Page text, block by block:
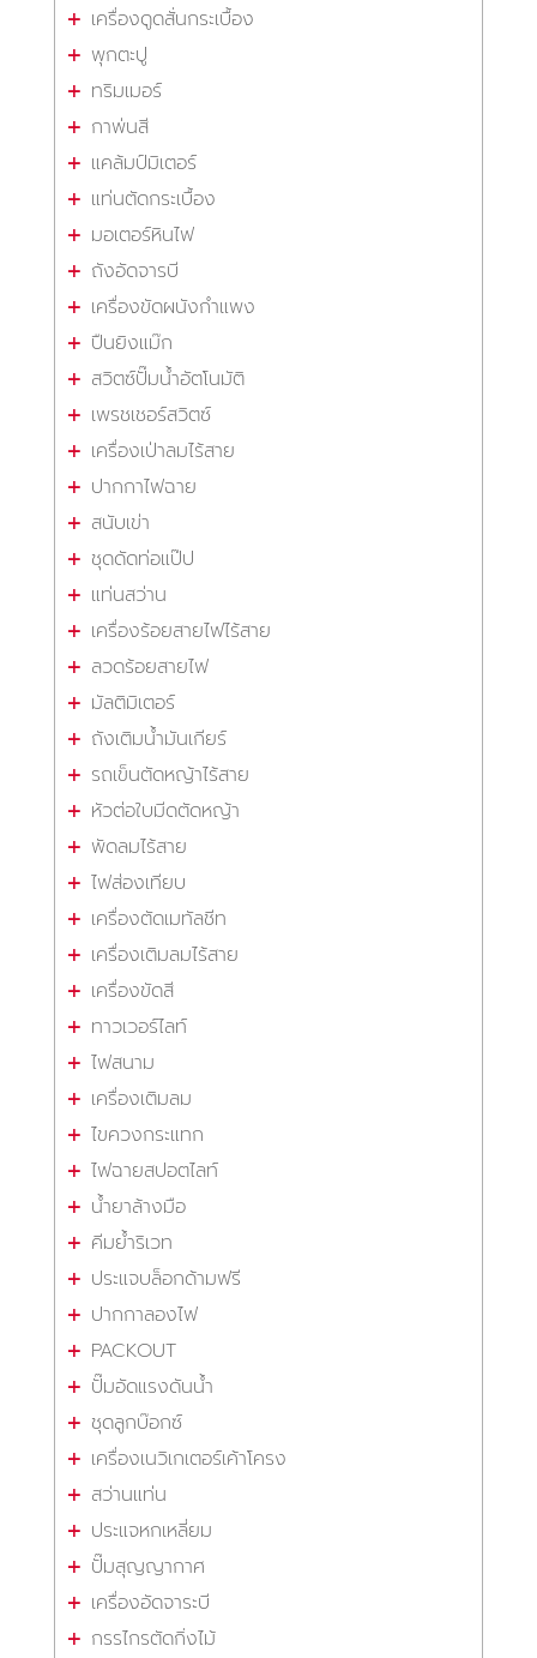
เครื่องดูดสั่นกระเบื้อง
พุกตะปู
ทริมเมอร์
กาพ่นสี
แคล้มป์มิเตอร์
แท่นตัดกระเบื้อง
มอเตอร์หินไฟ
ถังอัดจารบี
เครื่องขัดผนังกำแพง
ปืนยิงแม๊ก
สวิตซ์ปั๊มน้ำอัตโนมัติ
เพรชเชอร์สวิตซ์
เครื่องเป่าลมไร้สาย
ปากกาไฟฉาย
สนับเข่า
ชุดดัดท่อแป๊ป
แท่นสว่าน
เครื่องร้อยสายไฟไร้สาย
ลวดร้อยสายไฟ
มัลติมิเตอร์
ถังเติมน้ำมันเกียร์
รถเข็นตัดหญ้าไร้สาย
หัวต่อใบมีดตัดหญ้า
พัดลมไร้สาย
ไฟส่องเทียบ
เครื่องตัดเมทัลชีท
เครื่องเติมลมไร้สาย
เครื่องขัดสี
ทาวเวอร์ไลท์
ไฟสนาม
เครื่องเติมลม
ไขควงกระแทก
ไฟฉายสปอตไลท์
น้ำยาล้างมือ
คีมย้ำริเวท
ประแจบล็อกด้ามฟรี
ปากกาลองไฟ
PACKOUT
ปั๊มอัดแรงดันน้ำ
ชุดลูกบ๊อกซ์
เครื่องเนวิเกเตอร์เค้าโครง
สว่านแท่น
ประแจหกเหลี่ยม
ปั๊มสุญญากาศ
เครื่องอัดจาระบี
กรรไกรตัดกิ่งไม้